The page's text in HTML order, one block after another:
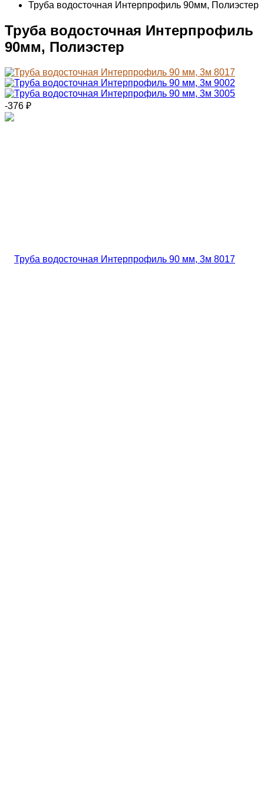
Труба водосточная Интерпрофиль 90мм, Полиэстер
Труба водосточная Интерпрофиль
90мм, Полиэстер
-376 ₽